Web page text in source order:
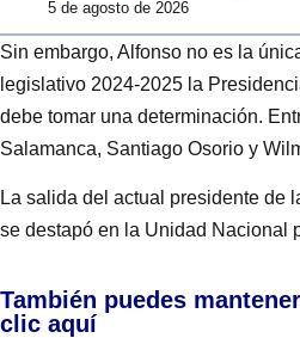
5 de agosto de 2026
Sin embargo, Alfonso no es la
legislativo 2024-2025 la
debe tomar una determinación.
Salamanca, Santiago Osorio y
La salida del actual presidente de
se destapó en la Unidad Nacional
También puedes
clic aquí